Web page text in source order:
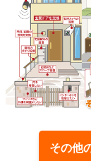
その他